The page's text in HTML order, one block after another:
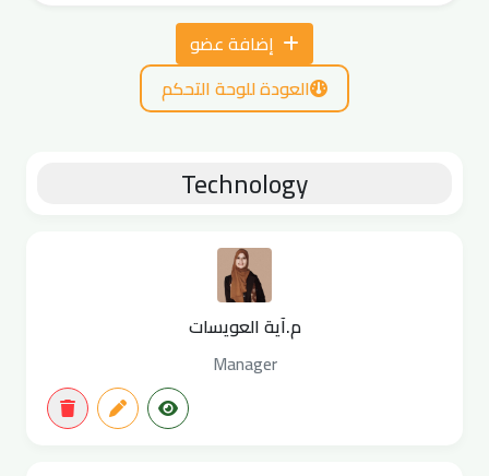
إضافة عضو
العودة للوحة التحكم
Technology
م.آية العويسات
Manager